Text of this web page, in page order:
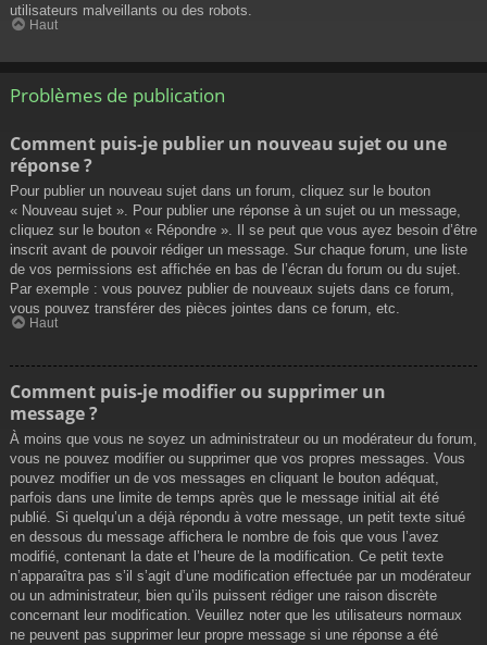
utilisateurs malveillants ou des robots.
Haut
Problèmes de publication
Comment puis-je publier un nouveau sujet ou une
réponse ?
Pour publier un nouveau sujet dans un forum, cliquez sur le bouton
« Nouveau sujet ». Pour publier une réponse à un sujet ou un message,
cliquez sur le bouton « Répondre ». Il se peut que vous ayez besoin d’être
inscrit avant de pouvoir rédiger un message. Sur chaque forum, une liste
de vos permissions est affichée en bas de l’écran du forum ou du sujet.
Par exemple : vous pouvez publier de nouveaux sujets dans ce forum,
vous pouvez transférer des pièces jointes dans ce forum, etc.
Haut
Comment puis-je modifier ou supprimer un
message ?
À moins que vous ne soyez un administrateur ou un modérateur du forum,
vous ne pouvez modifier ou supprimer que vos propres messages. Vous
pouvez modifier un de vos messages en cliquant le bouton adéquat,
parfois dans une limite de temps après que le message initial ait été
publié. Si quelqu’un a déjà répondu à votre message, un petit texte situé
en dessous du message affichera le nombre de fois que vous l’avez
modifié, contenant la date et l’heure de la modification. Ce petit texte
n’apparaîtra pas s’il s’agit d’une modification effectuée par un modérateur
ou un administrateur, bien qu’ils puissent rédiger une raison discrète
concernant leur modification. Veuillez noter que les utilisateurs normaux
ne peuvent pas supprimer leur propre message si une réponse a été